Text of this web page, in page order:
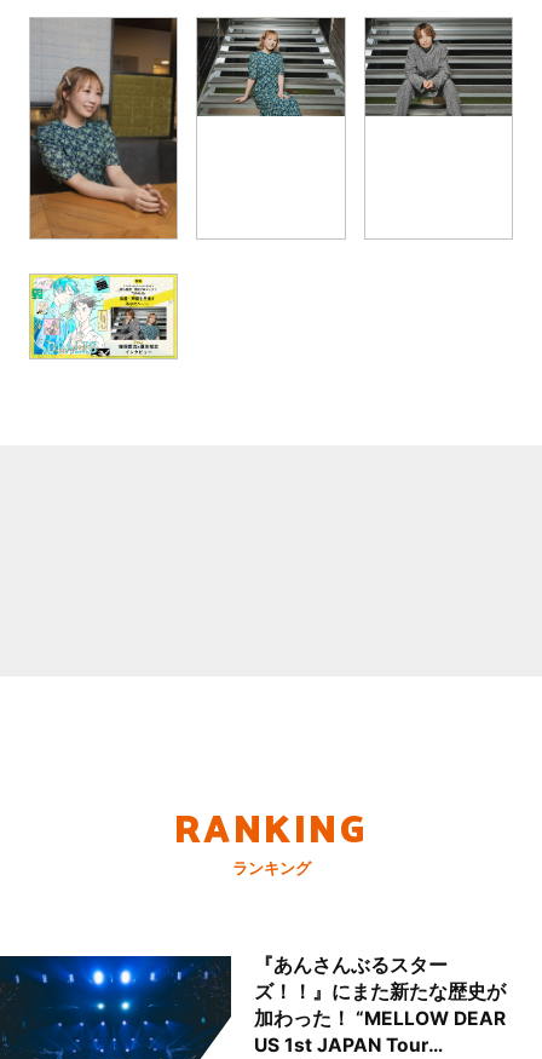
RANKING
ランキング
『あんさんぶるスター
ズ！！』にまた新たな歴史が
加わった！ “MELLOW DEAR
US 1st JAPAN Tour